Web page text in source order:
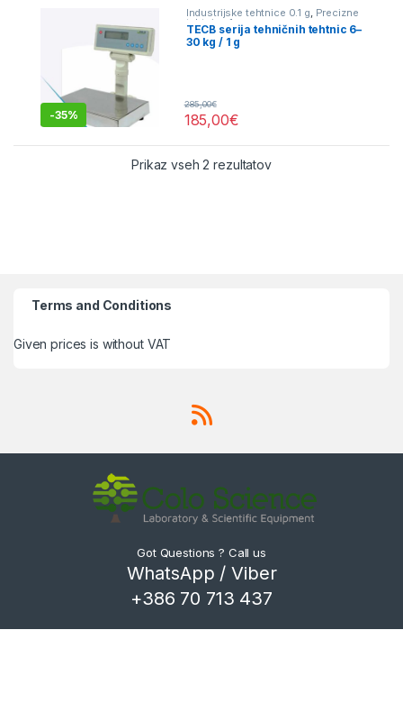
-35%
Industrijske tehtnice 0.1 g, Precizne
tehtnice 1g
TECB serija tehničnih tehtnic 6–
30 kg / 1 g
185,00€
285,00€
Prikaz vseh 2 rezultatov
Terms and Conditions
Given prices is without VAT
Got Questions ? Call us
WhatsApp / Viber
+386 70 713 437